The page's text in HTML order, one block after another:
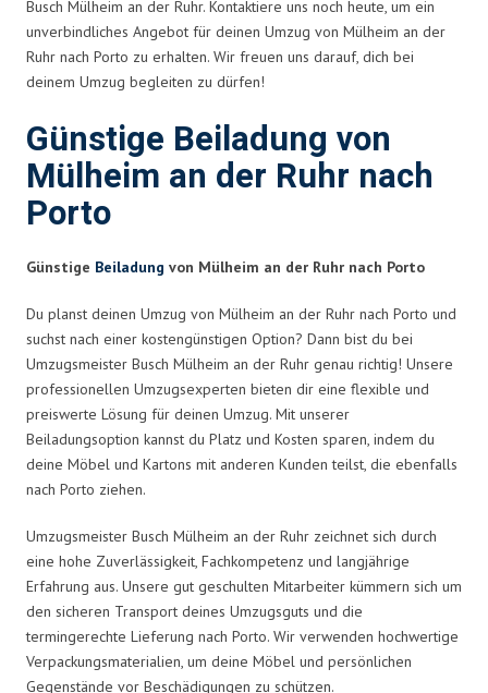
Busch Mülheim an der Ruhr. Kontaktiere uns noch heute, um ein
unverbindliches Angebot für deinen Umzug von Mülheim an der
Ruhr nach Porto zu erhalten. Wir freuen uns darauf, dich bei
deinem Umzug begleiten zu dürfen!
Günstige Beiladung von
Mülheim an der Ruhr nach
Porto
Günstige Beiladung von Mülheim an der Ruhr nach Porto
Du planst deinen Umzug von Mülheim an der Ruhr nach Porto und
suchst nach einer kostengünstigen Option? Dann bist du bei
Umzugsmeister Busch Mülheim an der Ruhr genau richtig! Unsere
professionellen Umzugsexperten bieten dir eine flexible und
preiswerte Lösung für deinen Umzug. Mit unserer
Beiladungsoption kannst du Platz und Kosten sparen, indem du
deine Möbel und Kartons mit anderen Kunden teilst, die ebenfalls
nach Porto ziehen.
Umzugsmeister Busch Mülheim an der Ruhr zeichnet sich durch
eine hohe Zuverlässigkeit, Fachkompetenz und langjährige
Erfahrung aus. Unsere gut geschulten Mitarbeiter kümmern sich um
den sicheren Transport deines Umzugsguts und die
termingerechte Lieferung nach Porto. Wir verwenden hochwertige
Verpackungsmaterialien, um deine Möbel und persönlichen
Gegenstände vor Beschädigungen zu schützen.